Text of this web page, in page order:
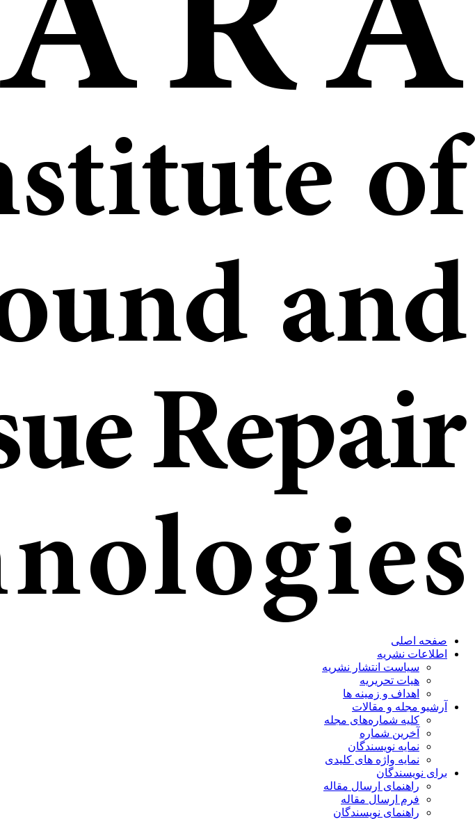
صفحه اصلی
اطلاعات نشریه
سیاست انتشار نشریه
هیات تحریریه
اهداف و زمینه ها
آرشیو مجله و مقالات
کلیه شماره‌های مجله
آخرین شماره
نمایه نویسندگان
نمایه واژه های کلیدی
برای نویسندگان
راهنمای ارسال مقاله
فرم ارسال مقاله
راهنمای نویسندگان